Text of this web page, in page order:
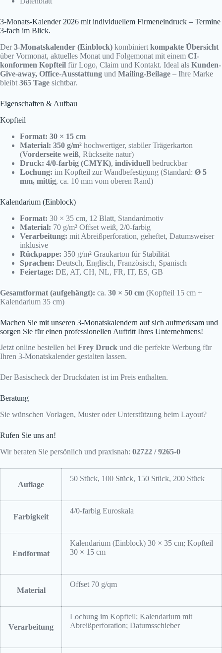
3-Monats-Kalender 2026 mit individuellem Firmeneindruck – Termine
3-fach im Blick.
Der3-Monatskalender (Einblock) kombiniert kompakte Übersicht
über Vormonat, aktuelles Monat und Folgemonat mit einem CI-
konformen Kopfteil für Logo, Claim und Kontakt. Ideal als Kunden-
Give-away, Office-Ausstattung und Mailing-Beilage – Ihre Marke
bleibt 365 Tage sichtbar.
Eigenschaften & Aufbau
Kopfteil
Format: 30 × 15 cm
Material: 350 g/m² hochwertiger, stabiler Trägerkarton
(Vorderseite weiß, Rückseite natur)
Druck: 4/0-farbig (CMYK), individuell bedruckbar
Lochung: im Kopfteil zur Wandbefestigung (Standard: Ø 5
mm, mittig, ca. 10 mm vom oberen Rand)
Kalendarium (Einblock)
Format: 30 × 35 cm, 12 Blatt, Standardmotiv
Material: 70 g/m² Offset weiß, 2/0-farbig
Verarbeitung: mit Abreißperforation, geheftet, Datumsweiser
inklusive
Rückpappe: 350 g/m² Graukarton für Stabilität
Sprachen: Deutsch, Englisch, Französisch, Spanisch
Feiertage: DE, AT, CH, NL, FR, IT, ES, GB
Gesamtformat (aufgehängt): ca. 30 × 50 cm (Kopfteil 15 cm +
Kalendarium 35 cm)
Machen Sie mit unseren 3-Monatskalendern auf sich aufmerksam und
sorgen Sie für einen professionellen Auftritt Ihres Unternehmens!
Jetzt online bestellen bei Frey Druck und die perfekte Werbung für
Ihren 3-Monatskalender gestalten lassen.
Der Basischeck der Druckdaten ist im Preis enthalten.
Beratung
Sie wünschen Vorlagen, Muster oder Unterstützung beim Layout?
Rufen Sie uns an!
Wir beraten Sie persönlich und praxisnah: 02722 / 9265-0
Auflage
50 Stück, 100 Stück, 150 Stück, 200 Stück
Farbigkeit
4/0-farbig Euroskala
Endformat
Kalendarium (Einblock) 30 × 35 cm; Kopfteil
30 × 15 cm
Material
Offset 70 g/qm
Verarbeitung
Lochung im Kopfteil; Kalendarium mit
Abreißperforation; Datumsschieber